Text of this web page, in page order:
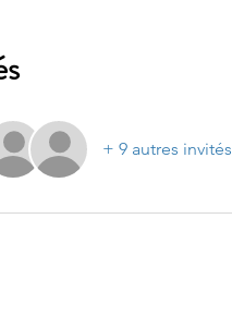
+ 9 autres invités